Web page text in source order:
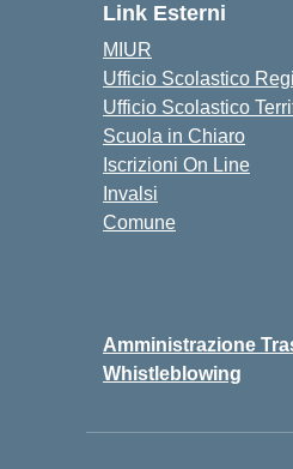
Link Esterni
MIUR
Ufficio Scolastico
Ufficio Scolastico
Scuola in Chiaro
Iscrizioni On Line
Invalsi
Comune
Amministrazione
Whistleblowing